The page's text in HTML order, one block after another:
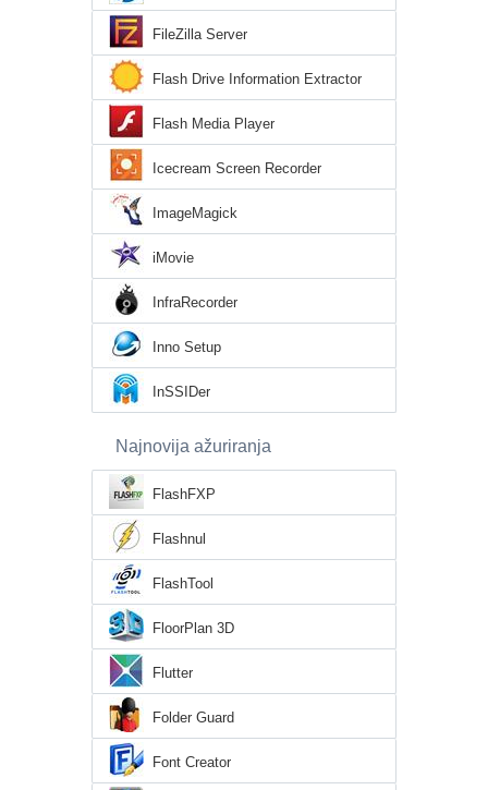
FileZilla Server
Flash Drive Information Extractor
Flash Media Player
Icecream Screen Recorder
ImageMagick
iMovie
InfraRecorder
Inno Setup
InSSIDer
Najnovija ažuriranja
FlashFXP
Flashnul
FlashTool
FloorPlan 3D
Flutter
Folder Guard
Font Creator